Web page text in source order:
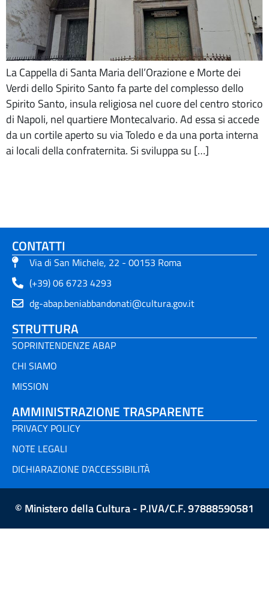
La Cappella di Santa Maria dell’Orazione e Morte dei
Verdi dello Spirito Santo fa parte del complesso dello
Spirito Santo, insula religiosa nel cuore del centro storico
di Napoli, nel quartiere Montecalvario. Ad essa si accede
da un cortile aperto su via Toledo e da una porta interna
ai locali della confraternita. Si sviluppa su […]
CONTATTI
Via di San Michele, 22 - 00153 Roma
(+39) 06 6723 4293
dg-abap.beniabbandonati@cultura.gov.it
STRUTTURA
SOPRINTENDENZE ABAP
CHI SIAMO
MISSION
AMMINISTRAZIONE TRASPARENTE
PRIVACY POLICY
NOTE LEGALI
DICHIARAZIONE D'ACCESSIBILITÀ
© Ministero della Cultura - P.IVA/C.F. 97888590581